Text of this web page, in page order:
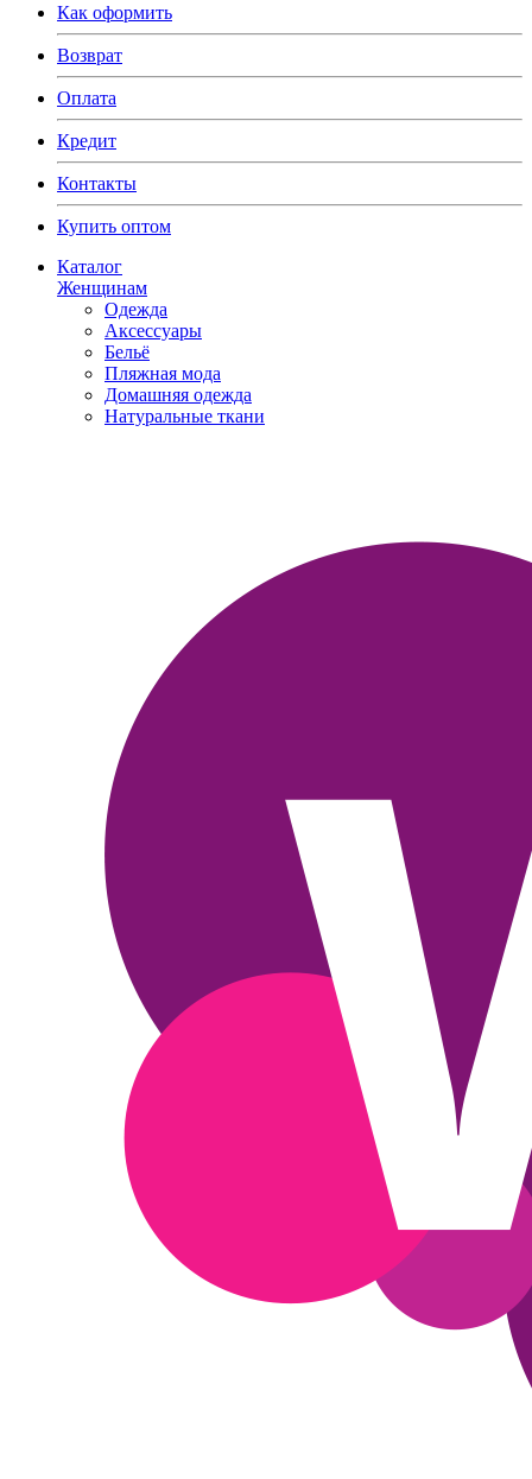
Как оформить
Возврат
Оплата
Кредит
Контакты
Купить оптом
Каталог
Женщинам
Одежда
Аксессуары
Бельё
Пляжная мода
Домашняя одежда
Натуральные ткани